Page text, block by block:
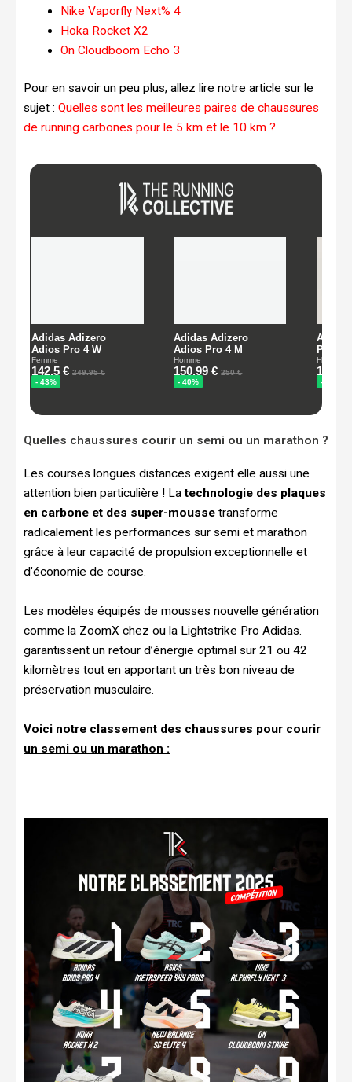
Nike Vaporfly Next% 4
Hoka Rocket X2
On Cloudboom Echo 3
Pour en savoir un peu plus, allez lire notre article sur le
sujet : Quelles sont les meilleures paires de chaussures
de running carbones pour le 5 km et le 10 km ?
Quelles chaussures courir un semi ou un marathon ?
Les courses longues distances exigent elle aussi une
attention bien particulière ! Latechnologie des plaques
en carbone et des super-mousse transforme
radicalement les performances sur semi et marathon
grâce à leur capacité de propulsion exceptionnelle et
d’économie de course.
Les modèles équipés de mousses nouvelle génération
comme la ZoomX chez ou la Lightstrike Pro Adidas.
garantissent un retour d’énergie optimal sur 21 ou 42
kilomètres tout en apportant un très bon niveau de
préservation musculaire.
Voici notre classement des chaussures pour courir
un semi ou un marathon :